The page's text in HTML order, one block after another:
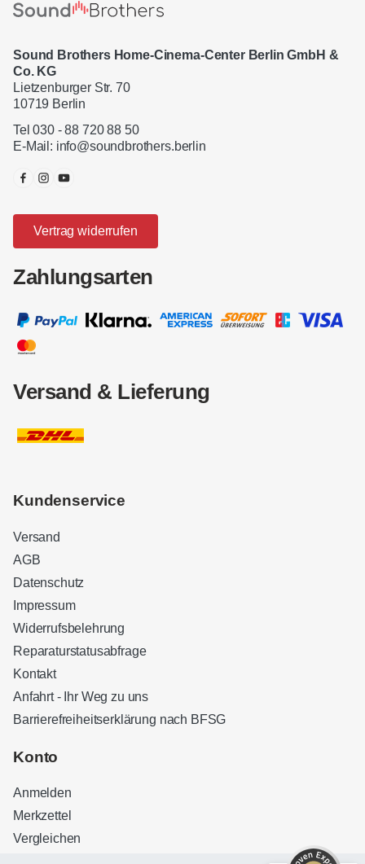
Sound Brothers Home-Cinema-Center Berlin GmbH &
Co. KG
Lietzenburger Str. 70
10719 Berlin
Tel 030 - 88 720 88 50
E-Mail: info@soundbrothers.berlin
Vertrag widerrufen
Zahlungsarten
Versand & Lieferung
Kundenservice
Versand
AGB
Datenschutz
Impressum
Widerrufsbelehrung
Reparaturstatusabfrage
Kontakt
Anfahrt - Ihr Weg zu uns
Barrierefreiheitserklärung nach BFSG
Konto
Anmelden
Merkzettel
Vergleichen
Kundenbewertungen und Erfahrungen zu
32